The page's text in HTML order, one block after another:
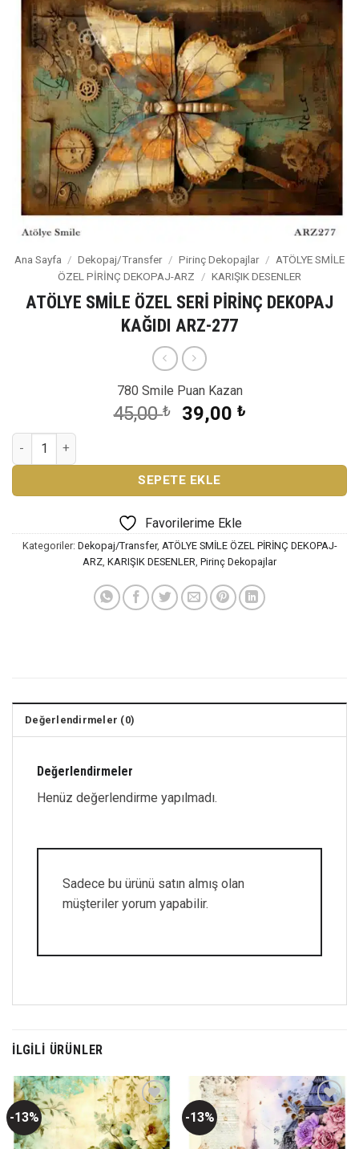
Ana Sayfa / Dekopaj/Transfer / Pirinç Dekopajlar / ATÖLYE SMİLE
ÖZEL PİRİNÇ DEKOPAJ-ARZ
/ KARIŞIK DESENLER
ATÖLYE SMİLE ÖZEL SERİ PİRİNÇ DEKOPAJ
KAĞIDI ARZ-277
780 Smile Puan Kazan
45,00₺
Orijinal
39,00 ₺Şu
39,00 ₺.
ATÖLYE SMİLE ÖZEL SERİ PİRİNÇ DEKOPAJ KAĞIDI ARZ-277
SEPETE EKLE
Favorilerime Ekle
Kategoriler: Dekopaj/Transfer, ATÖLYE SMİLE ÖZEL PİRİNÇ DEKOPAJ-
ARZ KARIŞIK DESENLER Pirinç Dekopajlar
Değerlendirmeler (0)
Değerlendirmeler
Henüz değerlendirme yapılmadı.
Sadece bu ürünü satın almış olan
müşteriler yorum yapabilir.
İLGILI ÜRÜNLER
-13%
Favorilerime
Ekle
-13%
Favorilerime
Ekle